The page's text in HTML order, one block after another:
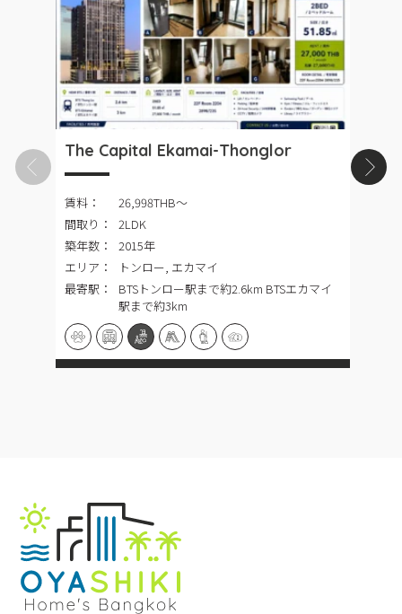
The Capital Ekamai-Thonglor
賃料：
26,998THB〜
間取り：
2LDK
築年数：
2015年
エリア：
トンロー, エカマイ
最寄駅：
BTSトンロー駅まで約2.6km BTSエカマイ
駅まで約3km